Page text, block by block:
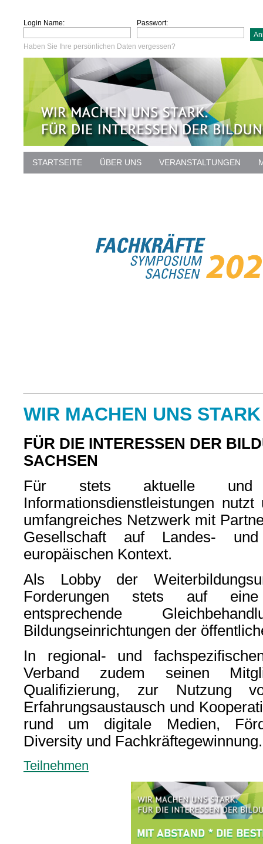
Login Name: Passwort:
Haben Sie Ihre persönlichen Daten vergessen?
STARTSEITE ÜBER UNS VERANSTALTUNGEN
WIR MACHEN UNS STARK
FÜR DIE INTERESSEN DER
SACHSEN
Für stets aktuelle und
Informationsdienstleistungen
umfangreiches Netzwerk mit
Gesellschaft auf Landes-
europäischen Kontext.
Als Lobby der
Forderungen stets auf eine
entsprechende
Bildungseinrichtungen der
In regional- und
Verband zudem seinen
Qualifizierung, zur Nutzung
Erfahrungsaustausch und
rund um digitale Medien,
Diversity und Fachkräftegewinnung.
Teilnehmen